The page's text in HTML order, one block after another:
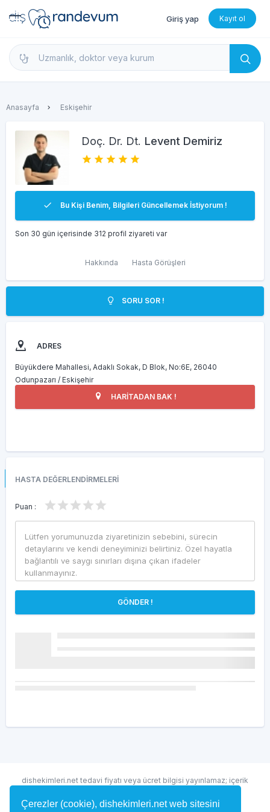
Çerezler (cookie), dishekimleri.net web sitesini
dishekimleri.net - Diş Hekimi Bul, Yorumları İncele
Giriş yap Kayıt ol
Anasayfa Eskişehir
Doç. Dr. Dt. Levent Demiriz
Bu Kişi Benim, Bilgileri Güncellemek İstiyorum !
Son 30 gün içerisinde 312 profil ziyareti var
Hakkında Hasta Görüşleri
SORU SOR !
ADRES
Büyükdere Mahallesi, Adaklı Sokak, D Blok, No:6E, 26040
Odunpazarı / Eskişehir
HARİTADAN BAK !
HASTA DEĞERLENDİRMELERİ
Puan :
GÖNDER !
dishekimleri.net tedavi fiyatı veya ücret bilgisi yayınlamaz; içerik